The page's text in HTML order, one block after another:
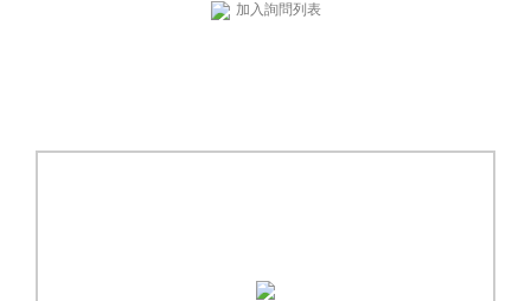
加入詢問列表